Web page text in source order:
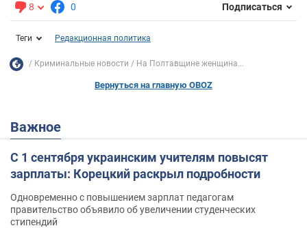
8 0 Подписаться
Теги Редакционная политика
Криминальные новости На Полтавщине женщина...
Вернуться на главную OBOZ
Важное
С 1 сентября украинским учителям повысят
зарплаты: Корецкий раскрыл подробности
Одновременно с повышением зарплат педагогам
правительство объявило об увеличении студенческих
стипендий